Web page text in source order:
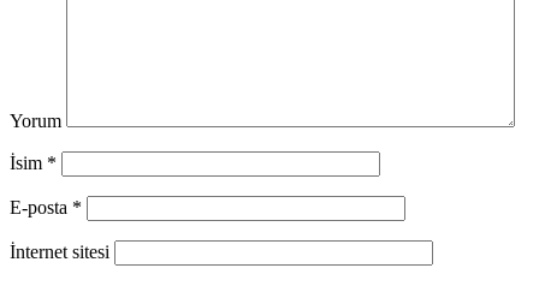
Yorum
İsim *
E-posta *
İnternet sitesi